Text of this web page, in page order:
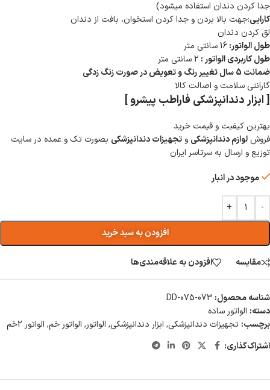
جدا کردن دندان استفاده میشود)
کارایی:جهت بالا بردن و جدا کردن استخوان، بافت از دندان
لق کردن دندان
طول الواتور:16 سانتی متر
طول کاربردی الواتور : 2 سانتی متر
ضمانت 5 سال تغییر رنگ و تعویض در صورت زنگ زدگی
گارانتی سلامت و اصالت کالا
[ ابزار دندانپزشکی فاراطب پیشرو ]
بهترین کیفیت و قیمت خرید
فروش لوازم دندانپزشکی و تجهیزات دندانپزشکی بصورت تک و عمده در سایت
توزیع و ارسال به سرتاسر ایران
موجود در انبار
-
+
افزودن به سبد خرید
مقایسه افزودن به علاقه‌مندی‌ها
شناسه محصول: DD-075-073
دسته: الواتور ساده
برچسب: تجهیزات دندانپزشکی, ابزار دندانپزشکی, الواتور, الواتور خم, الواتور 2خم
اشتراک‌گذاری: